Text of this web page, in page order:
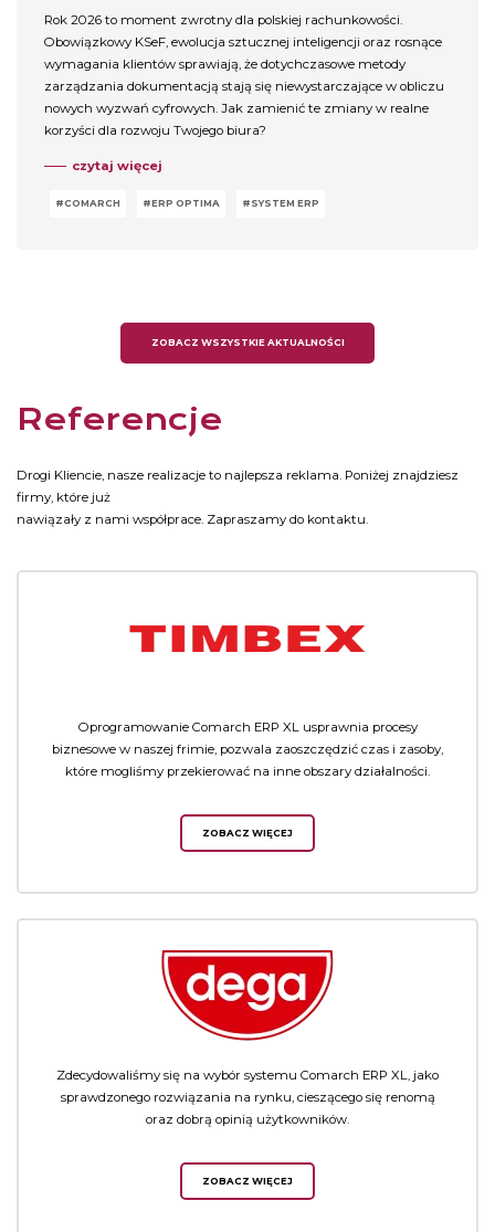
Rok 2026 to moment zwrotny dla polskiej rachunkowości.
Obowiązkowy KSeF, ewolucja sztucznej inteligencji oraz rosnące
wymagania klientów sprawiają, że dotychczasowe metody
zarządzania dokumentacją stają się niewystarczające w obliczu
nowych wyzwań cyfrowych. Jak zamienić te zmiany w realne
korzyści dla rozwoju Twojego biura?
czytaj więcej
COMARCH ERP OPTIMA SYSTEM ERP
ZOBACZ WSZYSTKIE AKTUALNOŚCI
Referencje
Drogi Kliencie, nasze realizacje to najlepsza reklama. Poniżej znajdziesz
firmy, które już
nawiązały z nami współprace. Zapraszamy do kontaktu.
Oprogramowanie Comarch ERP XL usprawnia procesy
biznesowe w naszej frimie, pozwala zaoszczędzić czas i zasoby,
które mogliśmy przekierować na inne obszary działalności.
ZOBACZ WIĘCEJ
Zdecydowaliśmy się na wybór systemu Comarch ERP XL, jako
sprawdzonego rozwiązania na rynku, cieszącego się renomą
oraz dobrą opinią użytkowników.
ZOBACZ WIĘCEJ